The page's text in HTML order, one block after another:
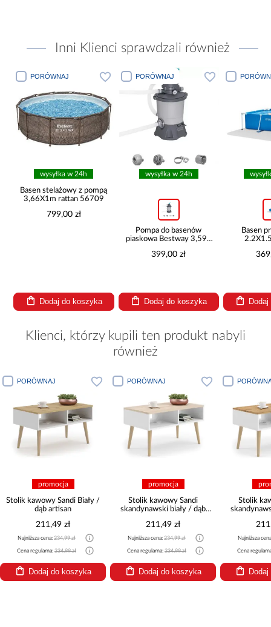
Inni Klienci sprawdzali również
PORÓWNAJ
wysyłka w 24h
Basen stelażowy z pompą
3,66X1m rattan 56709
799,00 zł
Dodaj do koszyka
PORÓWNAJ
wysyłka w 24h
Pompa do basenów
piaskowa Bestway 3,596
399,00 zł
Dodaj do koszyka
Basen
Klienci, którzy kupili ten produkt nabyli
również
PORÓWNAJ
promocja
Stolik kawowy Sandi Biały /
dąb artisan
211,49 zł
Najniższa cena: 234,99 zł
Cena regularna: 234,99 zł
Dodaj do koszyka
PORÓWNAJ
promocja
Stolik kawowy Sandi
skandynawski biały / dąb
211,49 zł
Najniższa cena: 234,99 zł
Cena regularna: 234,99 zł
Dodaj do koszyka
Stolik
Najniższa
Cena